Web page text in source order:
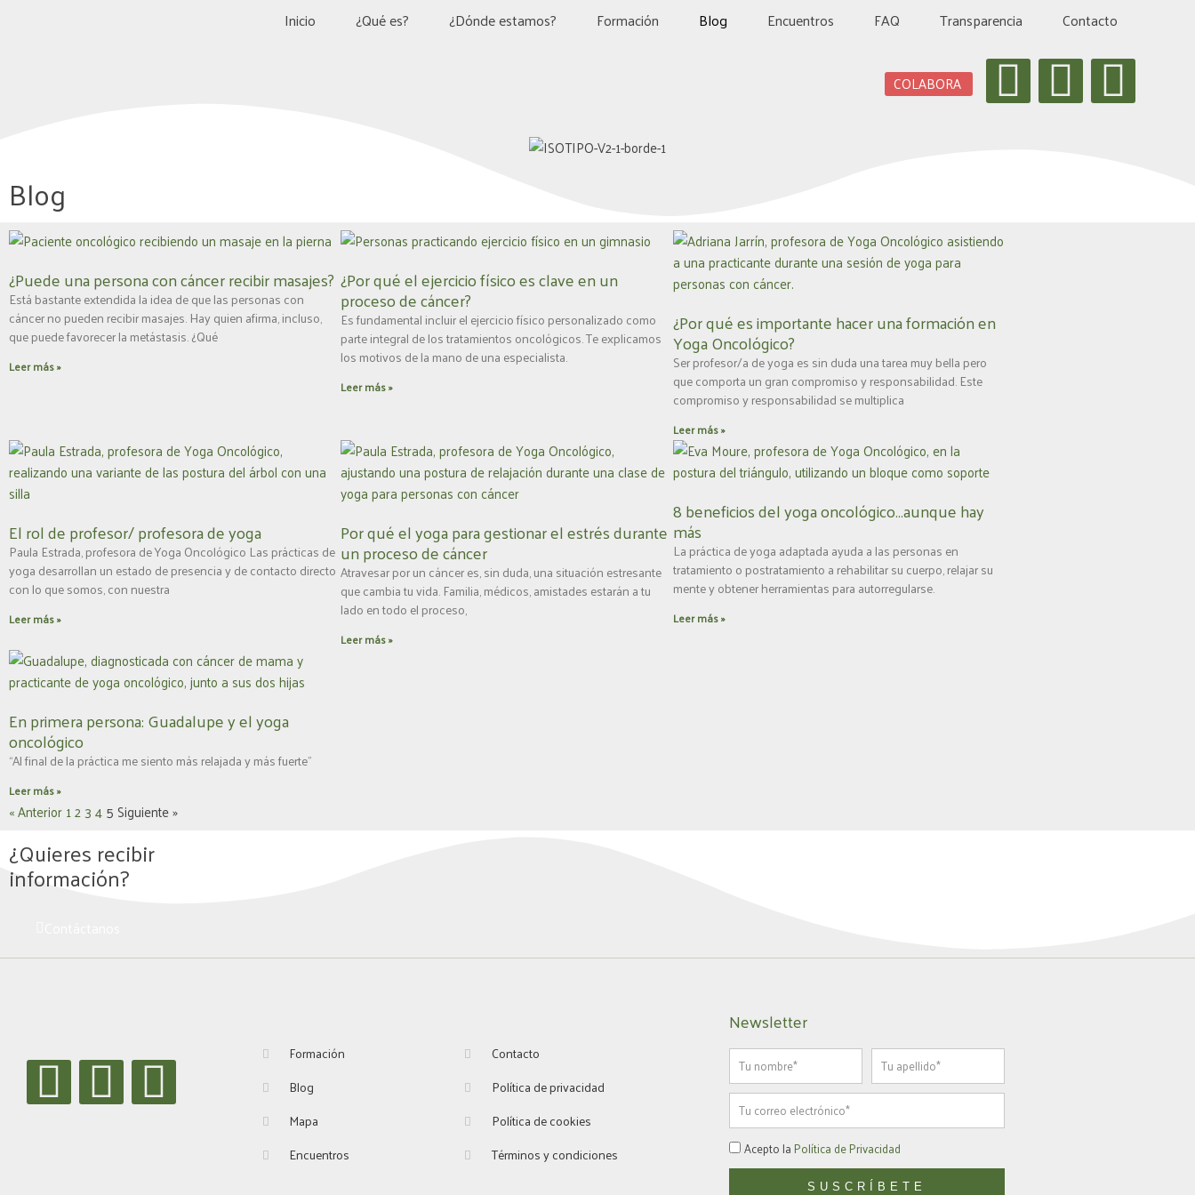
Inicio ¿Qué es? ¿Dónde estamos? Formación Blog Encuentros FAQ Transparencia Contacto
COLABORA I
n
W
h
L
i
Blog
¿Puede una persona con cáncer recibir masajes?
Está bastante extendida la idea de que las personas con
cáncer no pueden recibir masajes. Hay quien afirma, incluso,
que puede favorecer la metástasis. ¿Qué
Leer más »
¿Por qué el ejercicio físico es clave en un
proceso de cáncer?
Es fundamental incluir el ejercicio físico personalizado como
parte integral de los tratamientos oncológicos. Te explicamos
los motivos de la mano de una especialista.
Leer más »
¿Por qué es importante hacer una formación en
Yoga Oncológico?
Ser profesor/a de yoga es sin duda una tarea muy bella pero
que comporta un gran compromiso y responsabilidad. Este
compromiso y responsabilidad se multiplica
Leer más »
El rol de profesor/ profesora de yoga
Paula Estrada, profesora de Yoga Oncológico Las prácticas de
yoga desarrollan un estado de presencia y de contacto directo
con lo que somos, con nuestra
Leer más »
Por qué el yoga para gestionar el estrés durante
un proceso de cáncer
Atravesar por un cáncer es, sin duda, una situación estresante
que cambia tu vida. Familia, médicos, amistades estarán a tu
lado en todo el proceso,
Leer más »
8 beneficios del yoga oncológico…aunque hay
más
La práctica de yoga adaptada ayuda a las personas en
tratamiento o postratamiento a rehabilitar su cuerpo, relajar su
mente y obtener herramientas para autorregularse.
Leer más »
En primera persona: Guadalupe y el yoga
oncológico
“Al final de la práctica me siento más relajada y más fuerte”
Leer más »
« Anterior
P
g
i
n
a
1
P
g
i
n
a
2
P
g
i
n
a
3
P
g
i
n
a
4
P
g
i
n
a
5Siguiente »
¿Quieres recibir
información?
I
n
W
h
L
i
Formación
Blog
Mapa
Encuentros
Contacto
Política de privacidad
Política de cookies
Términos y condiciones
Newsletter
Nombre
Apellido
Email
Política
privacidad
Acepto la Política de Privacidad
SUSCRÍBETE